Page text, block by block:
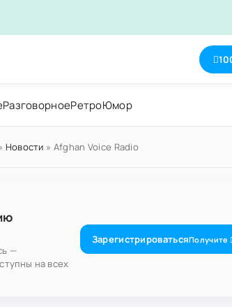
РазговорноеРетроЮмор
Новости » Afghan Voice Radio
—
на всех
ЗарегистрироватьсяПолучите